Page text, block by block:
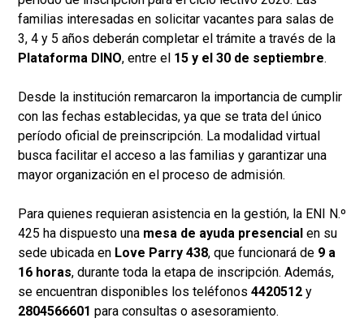
familias interesadas en solicitar vacantes para salas de
3, 4 y 5 años deberán completar el trámite a través de la
Plataforma DINO, entre el 15 y el 30 de septiembre.
Desde la institución remarcaron la importancia de cumplir
con las fechas establecidas, ya que se trata del único
período oficial de preinscripción. La modalidad virtual
busca facilitar el acceso a las familias y garantizar una
mayor organización en el proceso de admisión.
Para quienes requieran asistencia en la gestión, la ENI N.º
425 ha dispuesto una mesa de ayuda presencial en su
sede ubicada en Love Parry 438, que funcionará de 9 a
16 horas, durante toda la etapa de inscripción. Además,
se encuentran disponibles los teléfonos 4420512 y
2804566601 para consultas o asesoramiento.